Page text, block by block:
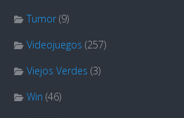
Tumor (9)
Videojuegos (257)
Viejos Verdes (3)
Win (46)